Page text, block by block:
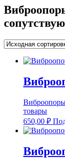
товары
650,00 ₽